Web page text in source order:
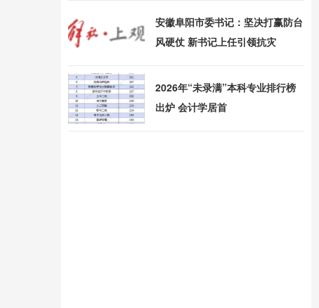
安徽阜阳市委书记：坚决打赢防台
风硬仗 新书记上任引领抗灾
2026年“未录满”本科专业排行榜
出炉 会计学居首